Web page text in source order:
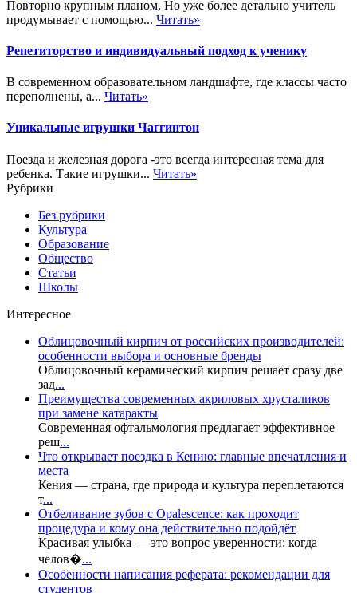
Повторно крупным планом, Но уже более детально учитель
продумывает с помощью... Читать»
Репетиторство и индивидуальный подход к ученику
В современном образовательном ландшафте, где классы часто
переполнены, а... Читать»
Уникальные игрушки Чаггинтон
Поезда и железная дорога -это всегда интересная тема для
ребенка. Такие игрушки... Читать»
Рубрики
Без рубрики
Культура
Образование
Общество
Статьи
Школы
Интересное
Облицовочный кирпич от российских производителей:
особенности выбора и основные бренды
Облицовочный керамический кирпич решает сразу две
зад...
Преимущества современных акриловых хрусталиков
при замене катаракты
Современная офтальмология предлагает эффективное
реш...
Что открывает поездка в Кению: главные впечатления и
места
Кения — страна, где природа и культура переплетаются
т...
Отбеливание зубов с Opalescence: как проходит
процедура и кому она действительно подойдёт
Красивая улыбка — это вопрос уверенности: когда
челов�...
Особенности написания реферата: рекомендации для
студентов